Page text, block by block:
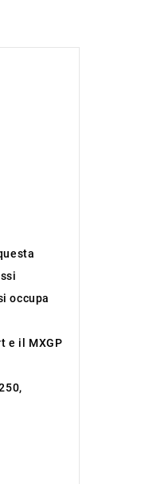
occupa
e il MXGP